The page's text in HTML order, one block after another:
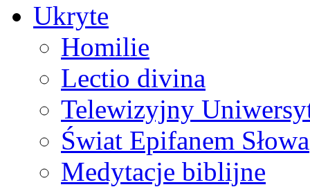
Ukryte
Homilie
Lectio divina
Telewizyjny
Świat Epifanem Słowa
Medytacje biblijne